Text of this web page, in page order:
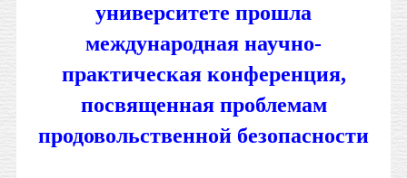
университете прошла
международная научно-
практическая конференция,
посвященная проблемам
продовольственной безопасности